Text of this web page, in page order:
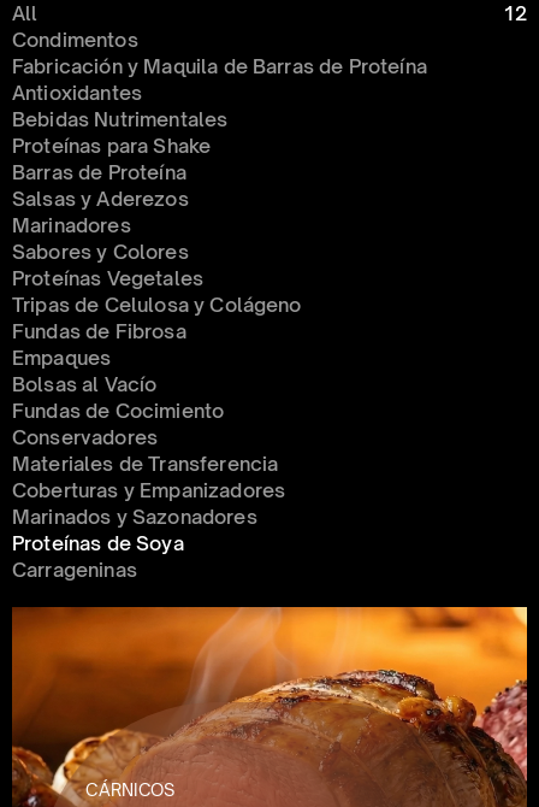
CÁRNICOS
All
12
Condimentos
Fabricación y Maquila de Barras de Proteína
Antioxidantes
Bebidas Nutrimentales
Proteínas para Shake
Barras de Proteína
Salsas y Aderezos
Marinadores
Sabores y Colores
Proteínas Vegetales
Tripas de Celulosa y Colágeno
Fundas de Fibrosa
Empaques
Bolsas al Vacío
Fundas de Cocimiento
Conservadores
Materiales de Transferencia
Coberturas y Empanizadores
Marinados y Sazonadores
Proteínas de Soya
Carrageninas